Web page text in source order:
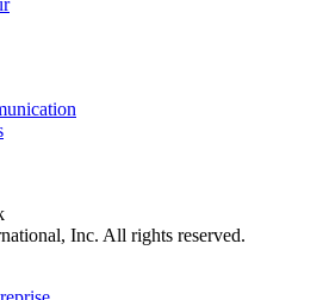
Inc. All rights reserved.